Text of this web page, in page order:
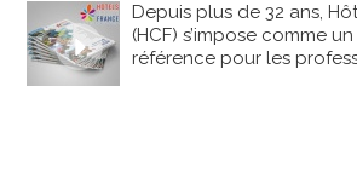
Depuis plus de 32 ans,
(HCF) s’impose comme
référence pour les